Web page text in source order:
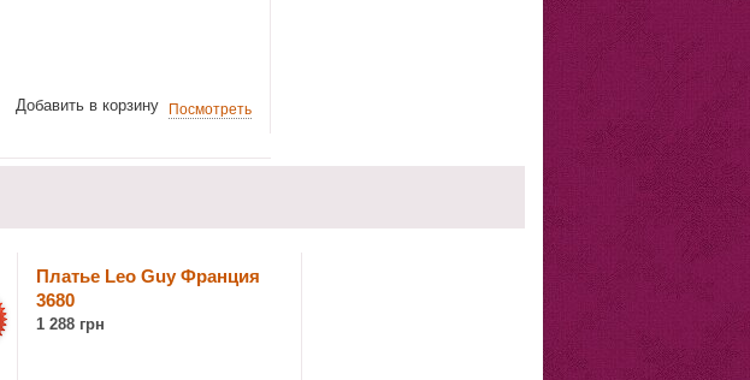
Добавить в корзину Посмотреть
Платье Leo Guy Франция
3680
1 288 грн